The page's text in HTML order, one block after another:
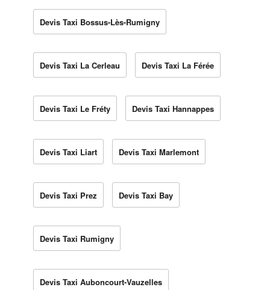
Devis Taxi Bossus-Lès-Rumigny
Devis Taxi La Cerleau Devis Taxi La Férée
Devis Taxi Le Fréty Devis Taxi Hannappes
Devis Taxi Liart Devis Taxi Marlemont
Devis Taxi Prez Devis Taxi Bay
Devis Taxi Rumigny
Devis Taxi Auboncourt-Vauzelles